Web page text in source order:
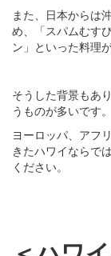
また、日本からは
め、「スパムむす
ン」といった料理
そうした背景もあ
うものが多いです。
ヨーロッパ、アフ
きたハワイならで
ください。